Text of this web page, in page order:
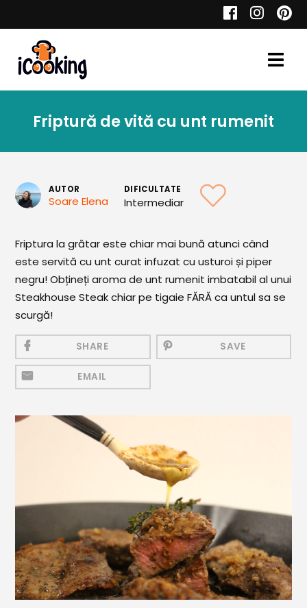
Retete
Toate Reţetele
Aperitive
Aperitive Calde
Aperitive Reci
Mezeluri
Ronțăieli
Băuturi
Băuturi reci
Cocktail-uri
Biscuiți, Bomboane și
Fursecuri
Brioșe și Checuri
Budinci, Jeleuri și Sufleuri
Friptură de vită cu unt rumenit
AUTOR
Soare Elena
DIFICULTATE
Intermediar
Friptura la grătar este chiar mai bună atunci când
este servită cu unt curat infuzat cu usturoi și piper
negru! Obțineți aroma de unt rumenit imbatabil al unui
Steakhouse Steak chiar pe tigaie FĂRĂ ca untul sa se
scurgă!
SHARE SAVE
EMAIL